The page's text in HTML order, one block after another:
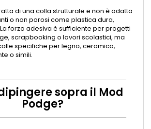
di una colla strutturale e non è adatta
o non porosi come plastica dura,
forza adesiva è sufficiente per progetti
scrapbooking o lavori scolastici, ma
specifiche per legno, ceramica,
o simili.
sopra il Mod
Podge?